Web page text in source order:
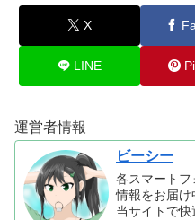
X
LINE
運営者情報
ビーシー
各スマート
情報をお届け
当サイトで快